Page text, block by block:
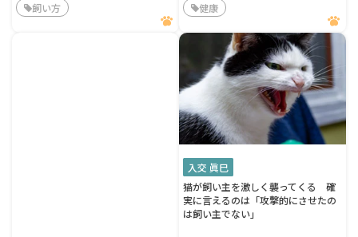
飼い方 健康
入交 眞巳
猫が飼い主を激しく襲ってくる 確
実に言えるのは「攻撃的にさせたの
は飼い主でない」